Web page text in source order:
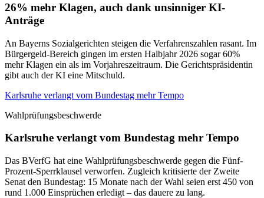
26% mehr Klagen, auch dank unsinniger KI-
Anträge
An Bayerns Sozialgerichten steigen die Verfahrenszahlen rasant. Im
Bürgergeld-Bereich gingen im ersten Halbjahr 2026 sogar 60%
mehr Klagen ein als im Vorjahreszeitraum. Die Gerichtspräsidentin
gibt auch der KI eine Mitschuld.
Karlsruhe verlangt vom Bundestag mehr Tempo
Wahlprüfungsbeschwerde
Karlsruhe verlangt vom Bundestag mehr Tempo
Das BVerfG hat eine Wahlprüfungsbeschwerde gegen die Fünf-
Prozent-Sperrklausel verworfen. Zugleich kritisierte der Zweite
Senat den Bundestag: 15 Monate nach der Wahl seien erst 450 von
rund 1.000 Einsprüchen erledigt – das dauere zu lang.